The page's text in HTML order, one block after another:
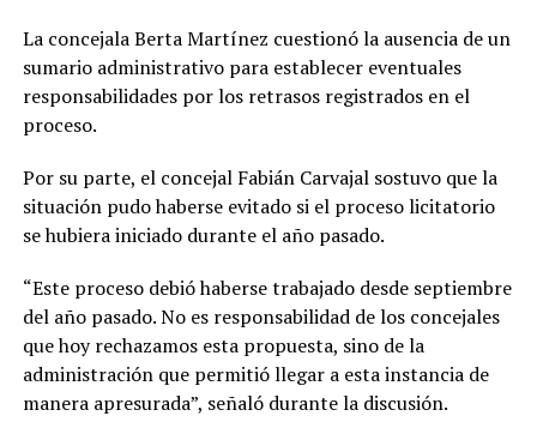
La concejala Berta Martínez cuestionó la ausencia de un
sumario administrativo para establecer eventuales
responsabilidades por los retrasos registrados en el
proceso.
Por su parte, el concejal Fabián Carvajal sostuvo que la
situación pudo haberse evitado si el proceso licitatorio
se hubiera iniciado durante el año pasado.
“Este proceso debió haberse trabajado desde septiembre
del año pasado. No es responsabilidad de los concejales
que hoy rechazamos esta propuesta, sino de la
administración que permitió llegar a esta instancia de
manera apresurada”, señaló durante la discusión.